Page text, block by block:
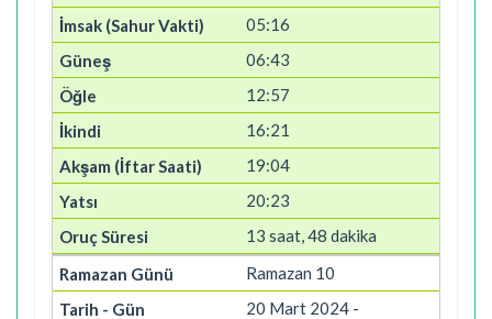
05:16
06:43
12:57
16:21
19:04
20:23
13 saat, 48 dakika
Ramazan 10
20 Mart 2024 -